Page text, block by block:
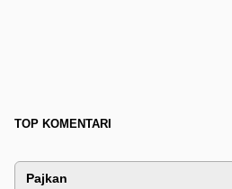
TOP KOMENTARI
Pajkan